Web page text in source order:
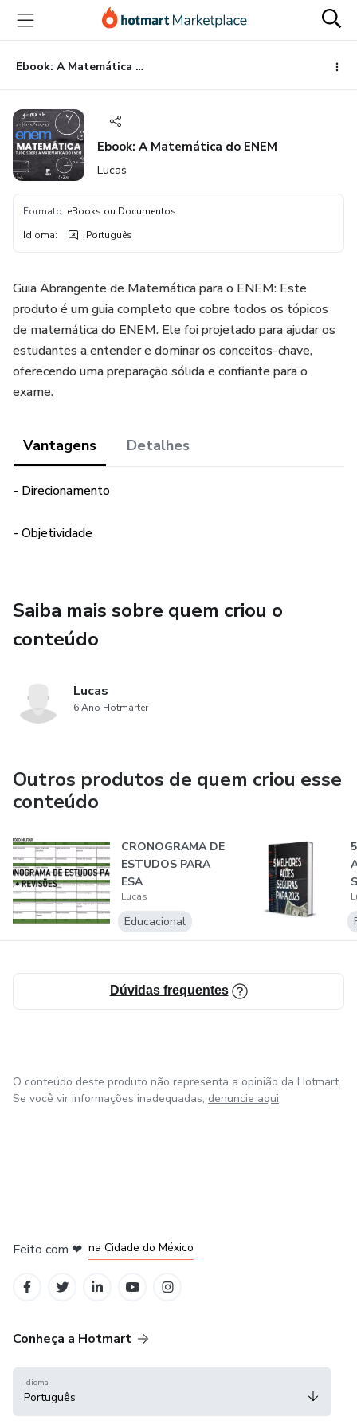
para
conteúdo
principal
para
pagamento
para
rodapé
Ebook: A Matemática do ENEM
Ebook: A Matemática do ENEM
Lucas
Formato: eBooks ou Documentos
Idioma: Português
Guia Abrangente de Matemática para o ENEM: Este
produto é um guia completo que cobre todos os tópicos
de matemática do ENEM. Ele foi projetado para ajudar os
estudantes a entender e dominar os conceitos-chave,
oferecendo uma preparação sólida e confiante para o
exame.
Vantagens Detalhes
- Direcionamento
- Objetividade
Saiba mais sobre quem criou o
conteúdo
Lucas
6 Ano Hotmarter
Outros produtos de quem criou esse
conteúdo
CRONOGRAMA DE
ESTUDOS PARA
ESA
Lucas
Educacional
Dúvidas frequentes
O conteúdo deste produto não representa a opinião da Hotmart.
Se você vir informações inadequadas, denuncie aqui
Feito com ❤ na Cidade do México
Conheça a Hotmart
Idioma
Português